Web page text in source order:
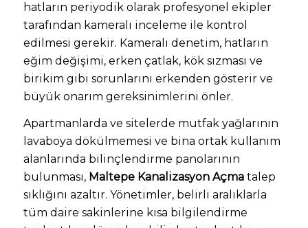
hatların periyodik olarak profesyonel ekipler
tarafından kameralı inceleme ile kontrol
edilmesi gerekir. Kameralı denetim, hatların
eğim değişimi, erken çatlak, kök sızması ve
birikim gibi sorunlarını erkenden gösterir ve
büyük onarım gereksinimlerini önler.
Apartmanlarda ve sitelerde mutfak yağlarının
lavaboya dökülmemesi ve bina ortak kullanım
alanlarında bilinçlendirme panolarının
bulunması, Maltepe Kanalizasyon Açmatalep
sıklığını azaltır. Yönetimler, belirli aralıklarla
tüm daire sakinlerine kısa bilgilendirme